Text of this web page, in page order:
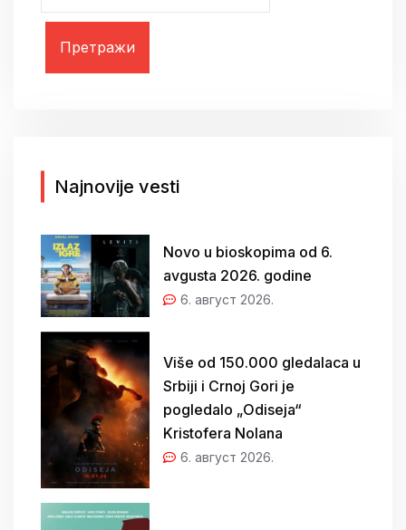
е
:
Najnovije vesti
Novo u bioskopima od 6.
avgusta 2026. godine
6. август 2026.
Više od 150.000 gledalaca u
Srbiji i Crnoj Gori je
pogledalo „Odiseja“
Kristofera Nolana
6. август 2026.